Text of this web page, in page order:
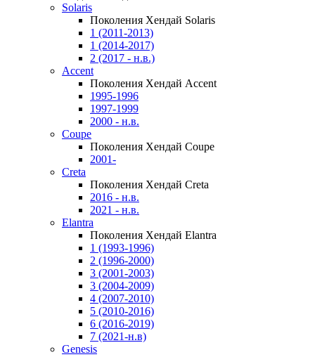
Solaris
Поколения Хендай Solaris
1 (2011-2013)
1 (2014-2017)
2 (2017 - н.в.)
Accent
Поколения Хендай Accent
1995-1996
1997-1999
2000 - н.в.
Coupe
Поколения Хендай Coupe
2001-
Creta
Поколения Хендай Creta
2016 - н.в.
2021 - н.в.
Elantra
Поколения Хендай Elantra
1 (1993-1996)
2 (1996-2000)
3 (2001-2003)
3 (2004-2009)
4 (2007-2010)
5 (2010-2016)
6 (2016-2019)
7 (2021-н.в)
Genesis